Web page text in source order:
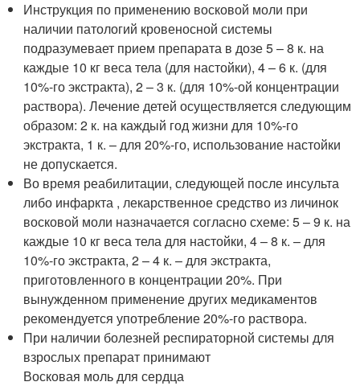
Инструкция по применению восковой моли при
наличии патологий кровеносной системы
подразумевает прием препарата в дозе 5 – 8 к. на
каждые 10 кг веса тела (для настойки), 4 – 6 к. (для
10%-го экстракта), 2 – 3 к. (для 10%-ой концентрации
раствора). Лечение детей осуществляется следующим
образом: 2 к. на каждый год жизни для 10%-го
экстракта, 1 к. – для 20%-го, использование настойки
не допускается.
Во время реабилитации, следующей после инсульта
либо инфаркта , лекарственное средство из личинок
восковой моли назначается согласно схеме: 5 – 9 к. на
каждые 10 кг веса тела для настойки, 4 – 8 к. – для
10%-го экстракта, 2 – 4 к. – для экстракта,
приготовленного в концентрации 20%. При
вынужденном применение других медикаментов
рекомендуется употребление 20%-го раствора.
При наличии болезней респираторной системы для
взрослых препарат принимают
Восковая моль для сердца